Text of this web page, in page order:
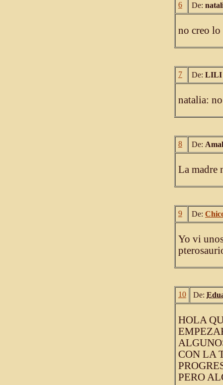
6 De:
no creo lo
7 De: LILI
natalia:
8 De:
La madre
9 De:
Yo vi
10 De:
HOLA
CON LA
PERO